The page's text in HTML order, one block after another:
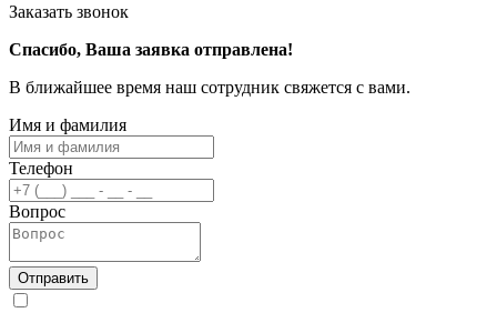
Заказать звонок
Спасибо, Ваша заявка отправлена!
В ближайшее время наш сотрудник свяжется с вами.
Имя и фамилия
Телефон
Вопрос
Отправить